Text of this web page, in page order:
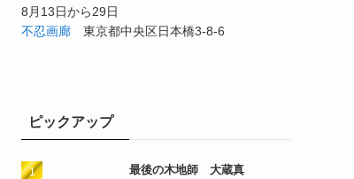
8月13日から29日
不忍画廊 東京都中央区日本橋3-8-6
ピックアップ
最後の木地師 大蔵真